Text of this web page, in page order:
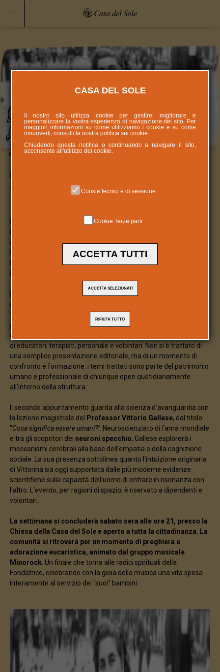
Casa del Sole nel segno di
Vittorina
La comunità si stringe attorno al ricordo diVittorina Gementi
rimane ancora oggi il faro di un’esperienza che ha rivoluzionato
l’approccio alla disabilità. Per onorare la sua eredità,
l'Associazione ha dato il via a una settimana di celebrazioni che
intreccia pedagogia, neuroscienze e spiritualità.
Il primo momento di questo itinerario della memoria si è svolto
martedì 17 con la presentazione del volume di
"
Dalla scuola elementare alla Casa del Sole - L'esperienza
pedagogica di Vittorina Gementi". L'incontro, che sta toccando
diverse località del Mantovano, ha visto la partecipazione corale
di educatori, terapisti, personale e volontari. Non si è trattato di
una semplice presentazione editoriale, ma di un momento di
confronto e formazione: i temi trattati sono parte del patrimonio
umano e professionale di chiunque operi quotidianamente
all'interno della struttura.
Il secondo appuntamento guarda alla scienza d'avanguardia con
la lezione magistrale del
Professor Vittorio Gallese, dal titolo:
"Cosa significa essere umani?". Neuroscienziato di fama mondiale
e tra gli scopritori dei neuroni specchio, Gallese esplorerà i
meccanismi cerebrali alla base dell’empatia e della cognizione
sociale. La sua presenza sottolinea quanto l'intuizione originaria
di Vittorina sia oggi supportata dalle più moderne evidenze
scientifiche sulla capacità dell'uomo di entrare in risonanza con
l'altro. L'evento, per ragioni di spazio, è riservato a dipendenti e
volontari.
La settimana si concluderà sabato sera alle ore 21, presso la
Chiesa della Casa del Sole e aperto a tutta la cittadinanza. La
comunità si ritroverà per un momento di preghiera e
adorazione eucaristica, animato dal gruppo musicale
Minorock. Un finale che torna alle radici spirituali della
Fondatrice, celebrando con la gioia della musica una vita spesa
interamente al servizio dei "suoi" bambini.
CASA DEL SOLE
Il nostro sito utilizza cookie per gestire, migliorare e
personalizzare la vostra esperienza di navigazione del sito. Per
maggiori informazioni su come utilizziamo i cookie e su come
rimuoverli, consulti la nostra politica suicookie.
Chiudendo questa notifica o continuando a navigare il sito,
acconsente all'utilizzo dei cookie.
Cookie tecnici e di sessione
Cookie Terze parti
ACCETTA TUTTI
ACCETTA SELEZIONATI
RIFIUTA TUTTO